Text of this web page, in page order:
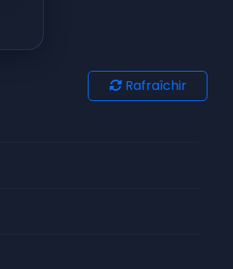
Rafraîchir